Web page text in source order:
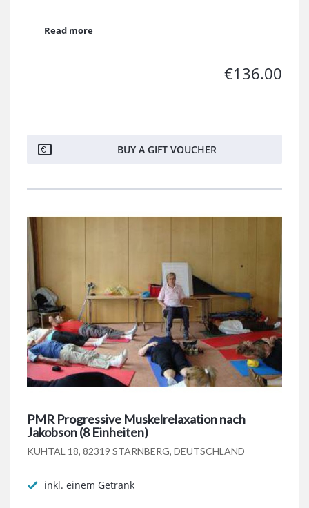
Read more
€136.00
BUY A GIFT VOUCHER
PMR Progressive Muskelrelaxation nach
Jakobson (8 Einheiten)
KÜHTAL 18, 82319 STARNBERG, DEUTSCHLAND
inkl. einem Getränk